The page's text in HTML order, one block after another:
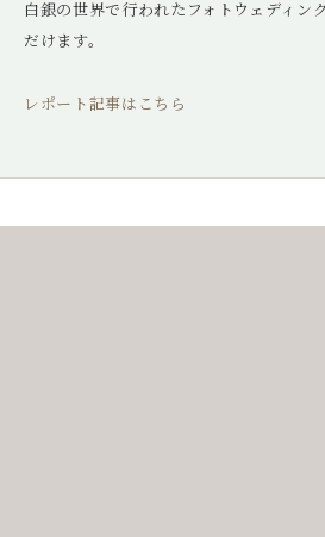
白銀の世界で行われたフォトウェディン
だけます。
レポート記事はこちら